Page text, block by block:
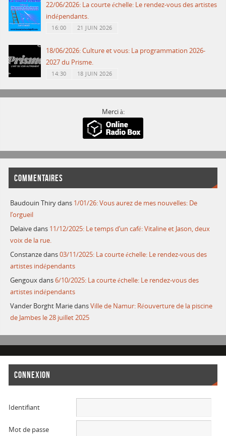
22/06/2026: La courte échelle: Le rendez-vous des artistes
indépendants.
16:00 21 JUIN 2026
18/06/2026: Culture et vous: La programmation 2026-
2027 du Prisme.
14:30 18 JUIN 2026
Merci à:
COMMENTAIRES
Baudouin Thirydans 1/01/26: Vous aurez de mes nouvelles: De
l’orgueil
Delaivedans 11/12/2025: Le temps d’un café: Vitaline et Jason, deux
voix de la rue.
Constanzedans03/11/2025: La courte échelle: Le rendez-vous des
artistes indépendants
Gengouxdans6/10/2025: La courte échelle: Le rendez-vous des
artistes indépendants
Vander Borght MariedansVille de Namur: Réouverture de la piscine
de Jambes le 28 juillet 2025
CONNEXION
Identifiant
Mot de passe